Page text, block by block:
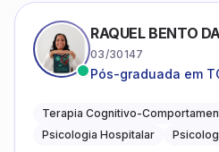
RAQUEL BENTO
03/30147
Pós-graduada em
Terapia Cognitivo-
Psicologia Hospitalar